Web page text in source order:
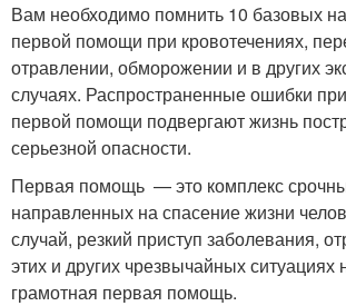
Вам необходимо помнить 10 базовых
первой помощи при кровотечениях,
отравлении, обморожении и в других
случаях. Распространенные ошибки
первой помощи подвергают жизнь
серьезной опасности.
Первая помощь — это комплекс
направленных на спасение жизни
случай, резкий приступ заболевания,
этих и других чрезвычайных ситуациях
грамотная первая помощь.